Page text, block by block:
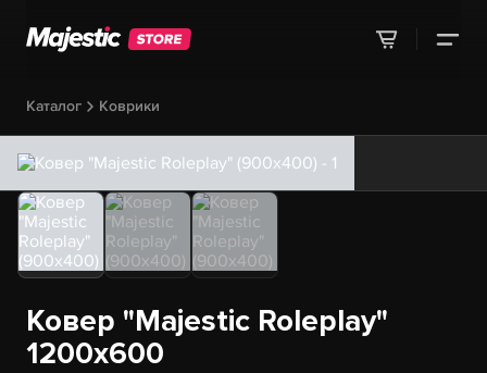
Каталог Коврики
Ковер "Majestic Roleplay"
1200х600